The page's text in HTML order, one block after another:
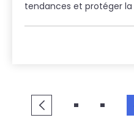
tendances et protéger la